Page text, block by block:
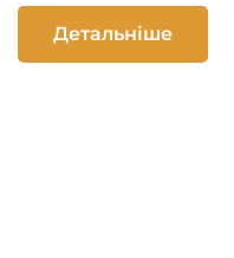
Детальніше